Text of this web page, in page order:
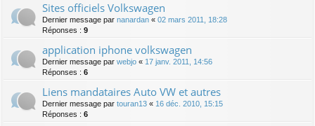
Sites officiels Volkswagen
Dernier message par nanardan « 02 mars 2011, 18:28
Réponses : 9
application iphone volkswagen
Dernier message par webjo « 17 janv. 2011, 14:56
Réponses : 6
Liens mandataires Auto VW et autres
Dernier message par touran13 « 16 déc. 2010, 15:15
Réponses : 6